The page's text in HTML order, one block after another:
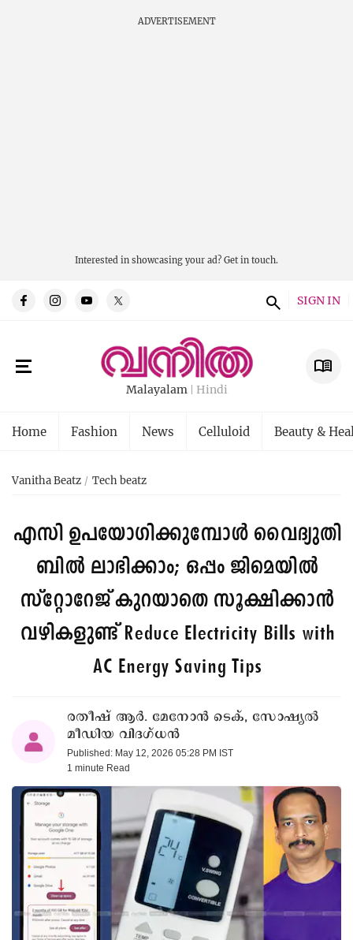
ADVERTISEMENT
Interested in showcasing your ad? Get in touch.
SIGN IN
Malayalam Hindi
Home Fashion News Celluloid Beauty &
Vanitha Beatz Tech beatz
എസി ഉപയോഗിക്കുമ്പോൾ വൈദ്യുതി
ബിൽ ലാഭിക്കാം; ഒപ്പം ജിമെയില്‍
സ്റ്റോറേജ് കുറയാതെ സൂക്ഷിക്കാൻ
വഴികളുണ്ട്Reduce Electricity Bills with
AC Energy Saving Tips
രതീഷ് ആർ. മേനോൻ ടെക്, സോഷ്യൽ
മീഡിയ വിദഗ്ധൻ
Published: May 12, 2026 05:28 PM IST
1 minute Read